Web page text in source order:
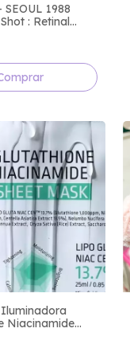
SEOUL 1988
: Retinal
+ Black Rice
Niacinamide
- APLB